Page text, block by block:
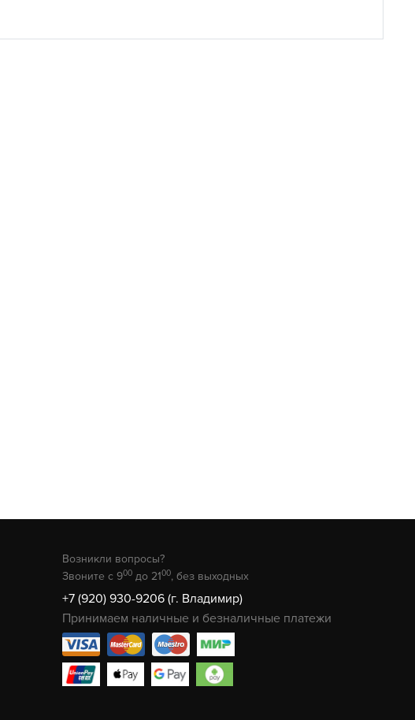
Возникли вопросы?
Звоните с 900 до 2100, без выходных
+7 (920) 930-9206 (г. Владимир)
Принимаем наличные и безналичные платежи